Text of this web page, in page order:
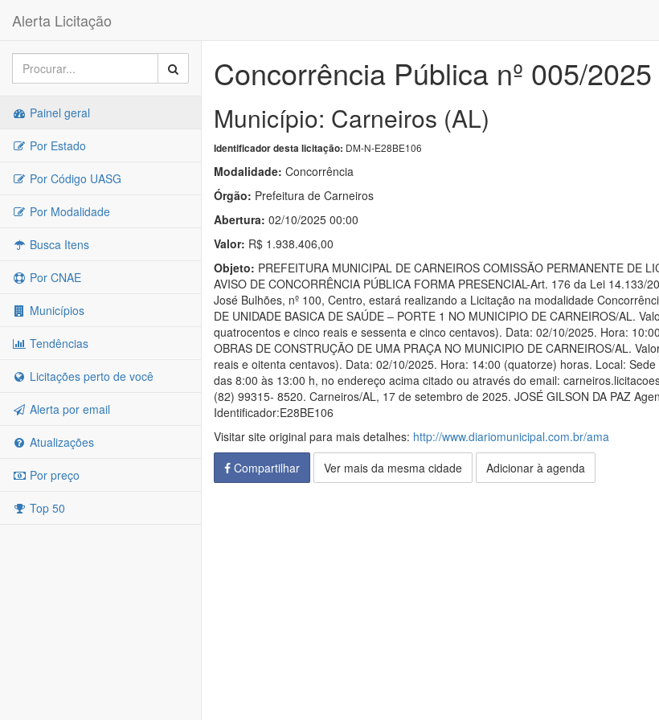
Alerta Licitação
Painel geral
Por Estado
Por Código UASG
Por Modalidade
Busca Itens
Por CNAE
Municípios
Tendências
Licitações perto de você
Alerta por email
Atualizações
Por preço
Top 50
Concorrência Pública nº 005/2025
Município: Carneiros (AL)
Identificador desta licitação: DM-N-E28BE106
Modalidade: Concorrência
Órgão: Prefeitura de Carneiros
Abertura: 02/10/2025 00:00
Valor: R$ 1.938.406,00
Objeto: PREFEITURA MUNICIPAL DE CARNEIROS COMISSÃO PERMANENTE DE
AVISO DE CONCORRÊNCIA PÚBLICA FORMA PRESENCIAL-Art. 176 da Lei
José Bulhões, nº 100, Centro, estará realizando a Licitação na modalidade
DE UNIDADE BASICA DE SAÚDE – PORTE 1 NO MUNICIPIO DE CARNEIROS/AL.
quatrocentos e cinco reais e sessenta e cinco centavos). Data: 02/10/2025. Hora:
OBRAS DE CONSTRUÇÃO DE UMA PRAÇA NO MUNICIPIO DE CARNEIROS/AL.
reais e oitenta centavos). Data: 02/10/2025. Hora: 14:00 (quatorze) horas. Local:
das 8:00 às 13:00 h, no endereço acima citado ou através do email:
(82) 99315- 8520. Carneiros/AL, 17 de setembro de 2025. JOSÉ GILSON DA PAZ
Identificador:E28BE106
Visitar site original para mais detalhes: http://www.diariomunicipal.com.br/ama
Compartilhar
Ver mais da mesma cidade Adicionar à agenda